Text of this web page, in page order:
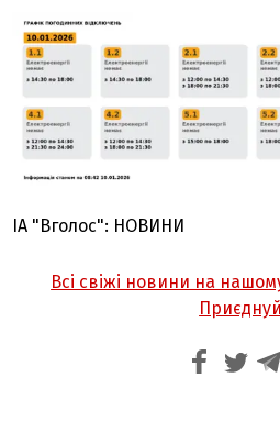
ІА "Вголос": НОВИНИ
Всі свіжі новини на